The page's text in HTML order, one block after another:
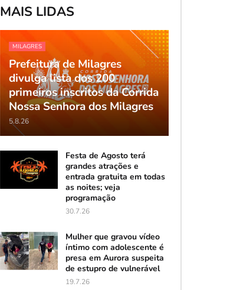
MAIS LIDAS
MILAGRES
Prefeitura de Milagres
divulga lista dos 200
primeiros inscritos da Corrida
Nossa Senhora dos Milagres
5.8.26
Festa de Agosto terá
grandes atrações e
entrada gratuita em todas
as noites; veja
programação
30.7.26
Mulher que gravou vídeo
íntimo com adolescente é
presa em Aurora suspeita
de estupro de vulnerável
19.7.26